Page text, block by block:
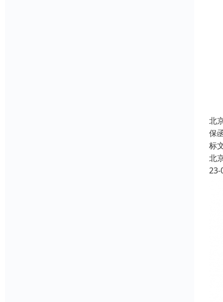
北
保
标
北
23-